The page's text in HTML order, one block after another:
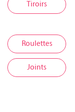
Tiroirs
Roulettes
Joints